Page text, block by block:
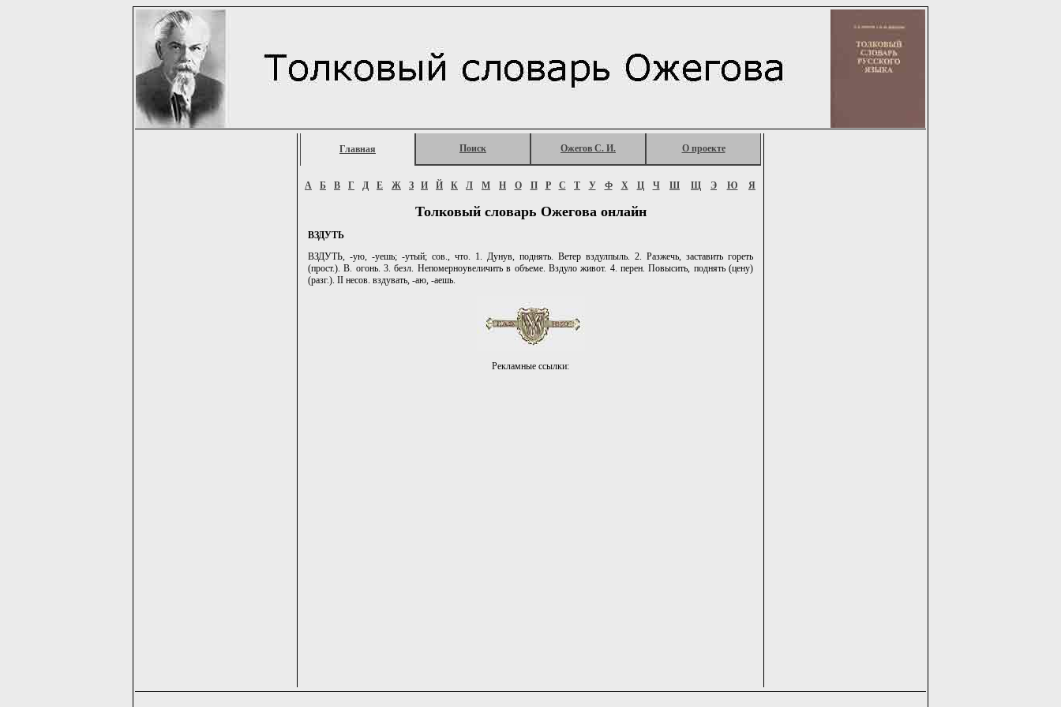
Главная Поиск Ожегов С. И. О проекте
А Б В Г Д Е Ж З И Й К Л М Н О П Р С Т У Ф Х Ц Ч Ш Щ Э Ю Я
Толковый словарь Ожегова онлайн
ВЗДУТЬ
ВЗДУТЬ, -ую, -уешь; -утый; сов., что. 1. Дунув, поднять. Ветер вздулпыль. 2. Разжечь, заставить гореть
(прост.). В. огонь. 3. безл. Непомерноувеличить в объеме. Вздуло живот. 4. перен. Повысить, поднять (цену)
(разг.). II несов. вздувать, -аю, -аешь.
Рекламные ссылки: